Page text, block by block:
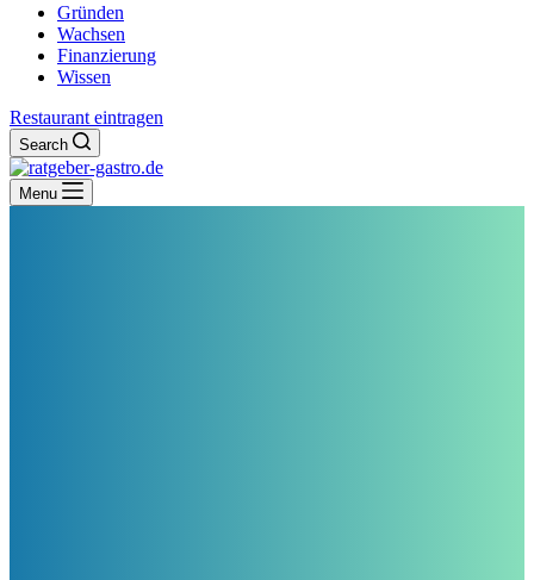
Gründen
Wachsen
Finanzierung
Wissen
Restaurant eintragen
Search
Menu